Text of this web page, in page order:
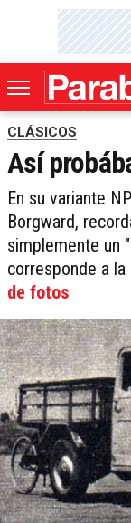
CLÁSICOS
Así
En su variante
Borgward,
simplemente un
corresponde a
de fotos